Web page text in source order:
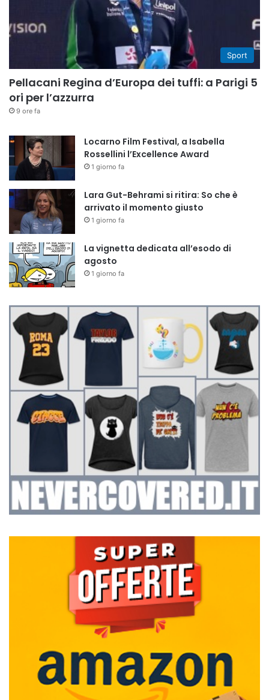
Sport
Pellacani Regina d’Europa dei tuffi: a Parigi 5
ori per l’azzurra
9 ore fa
Locarno Film Festival, a Isabella
Rossellini l’Excellence Award
1 giorno fa
Lara Gut-Behrami si ritira: So che è
arrivato il momento giusto
1 giorno fa
La vignetta dedicata all’esodo di
agosto
1 giorno fa